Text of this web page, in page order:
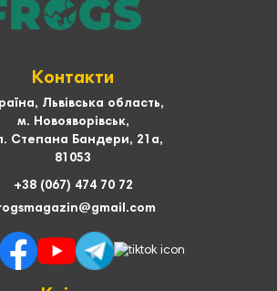
Контакти
Львівська область,
м. Новояворівськ,
Степана Бандери, 21а,
81053
+38 (067) 474 70 72